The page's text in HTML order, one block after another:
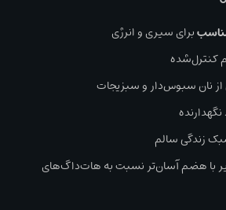
برای سیری و انرژی
کنترل‌شده
از نان سبوس‌دار و سبزیجات
زندگی سالم
با هضم آسان‌تر نسبت به هات‌داگ‌های